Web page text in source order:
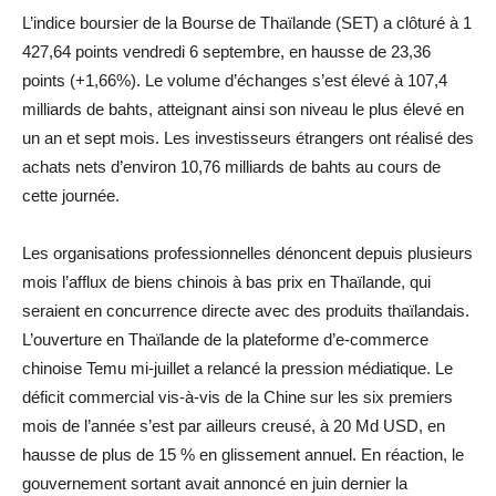
L’indice boursier de la Bourse de Thaïlande (SET) a clôturé à 1
427,64 points vendredi 6 septembre, en hausse de 23,36
points (+1,66%). Le volume d’échanges s’est élevé à 107,4
milliards de bahts, atteignant ainsi son niveau le plus élevé en
un an et sept mois. Les investisseurs étrangers ont réalisé des
achats nets d’environ 10,76 milliards de bahts au cours de
cette journée.
Les organisations professionnelles dénoncent depuis plusieurs
mois l’afflux de biens chinois à bas prix en Thaïlande, qui
seraient en concurrence directe avec des produits thaïlandais.
L’ouverture en Thaïlande de la plateforme d’e-commerce
chinoise Temu mi-juillet a relancé la pression médiatique. Le
déficit commercial vis-à-vis de la Chine sur les six premiers
mois de l’année s’est par ailleurs creusé, à 20 Md USD, en
hausse de plus de 15 % en glissement annuel. En réaction, le
gouvernement sortant avait annoncé en juin dernier la